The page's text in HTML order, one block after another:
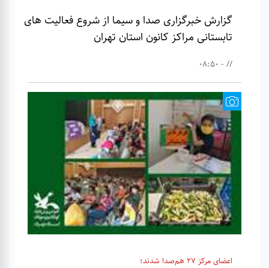
گزارش خبرگزاری صدا و سیما از شروع فعالیت های
تابستانی مراکز کانون استان تهران
// - 08:50
اعضای مرکز 27 هم‌صدا شدند؛